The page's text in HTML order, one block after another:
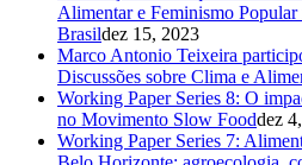
Alimentar e Feminismo
Brasildez 15, 2023
Marco Antonio Teixeira
Discussões sobre Clima e
Working Paper Series 8: O
no Movimento Slow Fooddez
Working Paper Series 7: